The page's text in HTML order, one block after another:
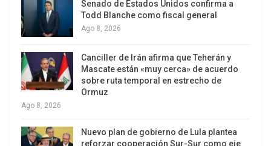
El magistrado encabezó también procesos
relacionados con la actuación de grandes
plataformas digitales en Brasil.
En 2024, ordenó la suspensión de la red social X,
antes Twitter, durante poco más de 30 días,
después de que la empresa incumplió decisiones
judiciales vinculadas a la moderación de
contenidos y a la designación de un representante
Senado de Estados Unidos confirma a
Todd Blanche como fiscal general
Ago 8, 2026
Canciller de Irán afirma que Teherán y
Mascate están «muy cerca» de acuerdo
sobre ruta temporal en estrecho de
Ormuz
Ago 8, 2026
Nuevo plan de gobierno de Lula plantea
reforzar cooperación Sur-Sur como eje